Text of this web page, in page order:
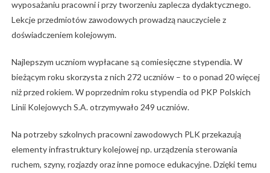
wyposażaniu pracowni i przy tworzeniu zaplecza dydaktycznego.
Lekcje przedmiotów zawodowych prowadzą nauczyciele z
doświadczeniem kolejowym.
Najlepszym uczniom wypłacane są comiesięczne stypendia. W
bieżącym roku skorzysta z nich 272 uczniów – to o ponad 20 więcej
niż przed rokiem. W poprzednim roku stypendia od PKP Polskich
Linii Kolejowych S.A. otrzymywało 249 uczniów.
Na potrzeby szkolnych pracowni zawodowych PLK przekazują
elementy infrastruktury kolejowej np. urządzenia sterowania
ruchem, szyny, rozjazdy oraz inne pomoce edukacyjne. Dzięki temu